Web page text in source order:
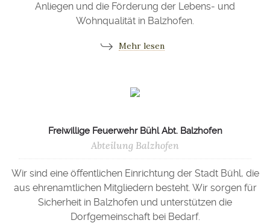
Anliegen und die Förderung der Lebens- und
Wohnqualität in Balzhofen.
Mehr lesen
Freiwillige Feuerwehr Bühl Abt. Balzhofen
Abteilung Balzhofen
Wir sind eine öffentlichen Einrichtung der Stadt Bühl, die
aus ehrenamtlichen Mitgliedern besteht. Wir sorgen für
Sicherheit in Balzhofen und unterstützen die
Dorfgemeinschaft bei Bedarf.